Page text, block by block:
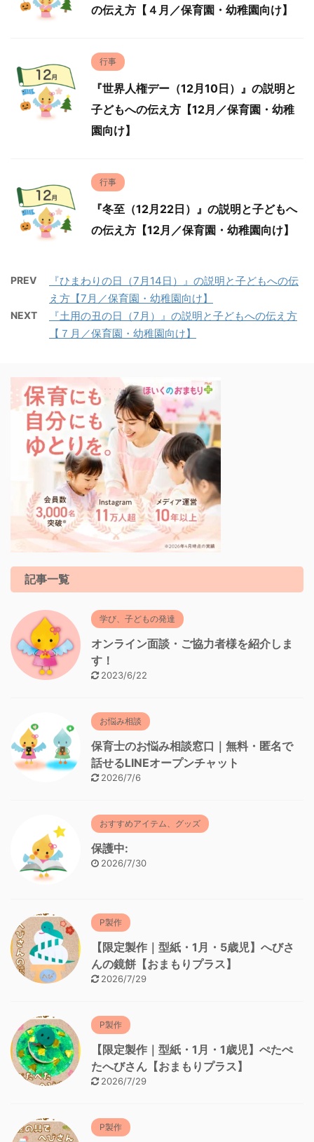
の伝え方【４月／保育園・幼稚園向け】
行事
『世界人権デー（12月10日）』の説明と
子どもへの伝え方【12月／保育園・幼稚
園向け】
行事
『冬至（12月22日）』の説明と子どもへ
の伝え方【12月／保育園・幼稚園向け】
PREV
『ひまわりの日（7月14日）』の説明と子どもへの伝
え方【7月／保育園・幼稚園向け】
NEXT
『土用の丑の日（7月）』の説明と子どもへの伝え方
【７月／保育園・幼稚園向け】
記事一覧
学び、子どもの発達
オンライン面談・ご協力者様を紹介しま
す！
2023/6/22
お悩み相談
保育士のお悩み相談窓口｜無料・匿名で
話せるLINEオープンチャット
2026/7/6
おすすめアイテム、グッズ
保護中:
2026/7/30
P製作
【限定製作｜型紙・1月・5歳児】へびさ
んの鏡餅【おまもりプラス】
2026/7/29
P製作
【限定製作｜型紙・1月・1歳児】ぺたぺ
たへびさん【おまもりプラス】
2026/7/29
P製作